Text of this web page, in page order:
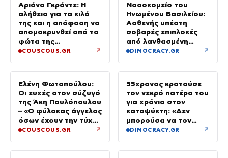
Αριάνα Γκράντε: Η
αλήθεια για τα κιλά
της και η απόφαση να
απομακρυνθεί από τα
φώτα της
δημοσιότητας
COUSCOUS.GR ↗
Νοσοκομείο του
Ηνωμένου Βασιλείου:
Ασθενής υπέστη
σοβαρές επιπλοκές
από λανθασμένη
σύνδεση εντέρου και
DIMOCRACY.GR ↗
Ελένη Φωτοπούλου:
Οι ευχές στον σύζυγό
της Άκη Παυλόπουλου
– «Ο φύλακας άγγελος
όσων έχουν την τύχη
να βρίσκονται κοντά
COUSCOUS.GR ↗
55χρονος κρατούσε
τον νεκρό πατέρα του
για χρόνια στον
καταψύκτη: «Δεν
μπορούσα να τον
αποχωριστώ»
DIMOCRACY.GR ↗